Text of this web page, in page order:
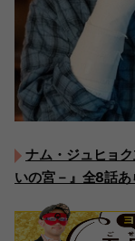
ナム・ジュヒョ
いの宮－』全8話